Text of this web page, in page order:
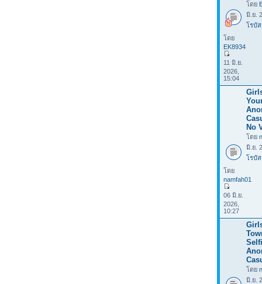
โดย
มิ.ย.
โรบั
โดย
EK8934
11 มิ.ย.
2026,
15:04
No
โดย
มิ.ย.
โรบั
โดย
namfah01
06 มิ.ย.
2026,
10:27
โดย
มิ.ย.